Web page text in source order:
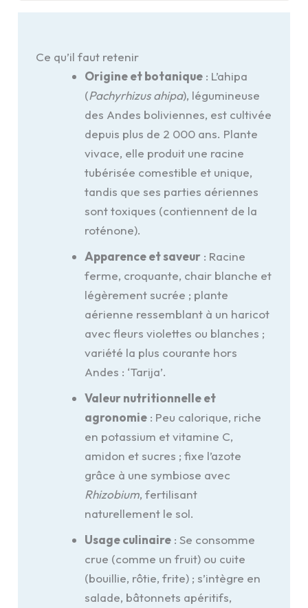
Ce qu’il faut retenir
Origine et botanique: L’ahipa
(Pachyrhizus ahipa), légumineuse
des Andes boliviennes, est cultivée
depuis plus de 2 000 ans. Plante
vivace, elle produit une racine
tubérisée comestible et unique,
tandis que ses parties aériennes
sont toxiques (contiennent de la
roténone).
Apparence et saveur: Racine
ferme, croquante, chair blanche et
légèrement sucrée ; plante
aérienne ressemblant à un haricot
avec fleurs violettes ou blanches ;
variété la plus courante hors
Andes : ‘Tarija’.
Valeur nutritionnelle et
agronomie: Peu calorique, riche
en potassium et vitamine C,
amidon et sucres ; fixe l’azote
grâce à une symbiose avec
Rhizobium, fertilisant
naturellement le sol.
Usage culinaire: Se consomme
crue (comme un fruit) ou cuite
(bouillie, rôtie, frite) ; s’intègre en
salade, bâtonnets apéritifs,